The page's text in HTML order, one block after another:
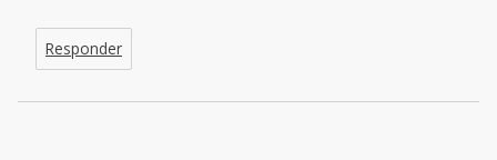
Responder